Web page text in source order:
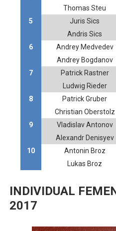
Thomas Steu
5
Juris Sics
Andris Sics
6
Andrey Medvedev
Andrey Bogdanov
7
Patrick Rastner
Ludwig Rieder
8
Patrick Gruber
Christian Oberstolz
9
Vladislav Antonov
Alexandr Denisyev
10
Antonin Broz
Lukas Broz
INDIVIDUAL
2017